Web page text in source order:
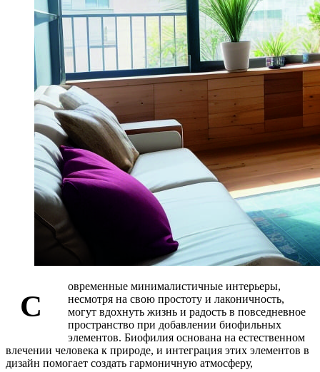
С
овременные минималистичные интерьеры,
несмотря на свою простоту и лаконичность,
могут вдохнуть жизнь и радость в повседневное
пространство при добавлении биофильных
элементов. Биофилия основана на естественном
влечении человека к природе, и интеграция этих элементов в
дизайн помогает создать гармоничную атмосферу,